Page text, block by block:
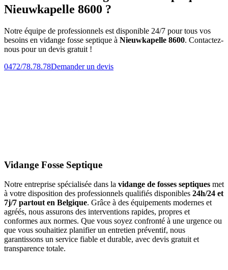
Nieuwkapelle 8600 ?
Notre équipe de professionnels est disponible 24/7 pour tous vos
besoins en vidange fosse septique à Nieuwkapelle 8600. Contactez-
nous pour un devis gratuit !
0472/78.78.78Demander un devis
Vidange Fosse Septique
Notre entreprise spécialisée dans la vidange de fosses septiques met
à votre disposition des professionnels qualifiés disponibles 24h/24 et
7j/7 partout en Belgique. Grâce à des équipements modernes et
agréés, nous assurons des interventions rapides, propres et
conformes aux normes. Que vous soyez confronté à une urgence ou
que vous souhaitiez planifier un entretien préventif, nous
garantissons un service fiable et durable, avec devis gratuit et
transparence totale.